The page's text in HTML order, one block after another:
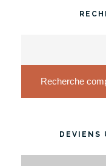
Recherche
DEVIENS